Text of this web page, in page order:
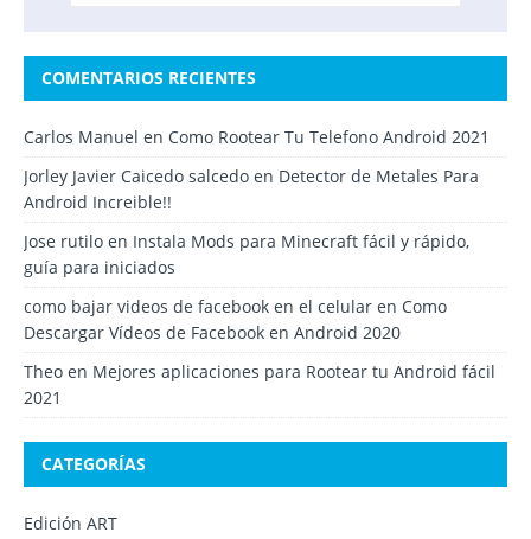
COMENTARIOS RECIENTES
Carlos Manuel en Como Rootear Tu Telefono Android 2021
Jorley Javier Caicedo salcedo en Detector de Metales Para
Android Increible!!
Jose rutilo en Instala Mods para Minecraft fácil y rápido,
guía para iniciados
como bajar videos de facebook en el celular en Como
Descargar Vídeos de Facebook en Android 2020
Theo en Mejores aplicaciones para Rootear tu Android fácil
2021
CATEGORÍAS
Edición ART